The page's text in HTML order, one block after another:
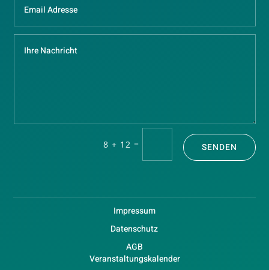
8 + 12 = SENDEN
Impressum
Datenschutz
AGB
Veranstaltungskalender